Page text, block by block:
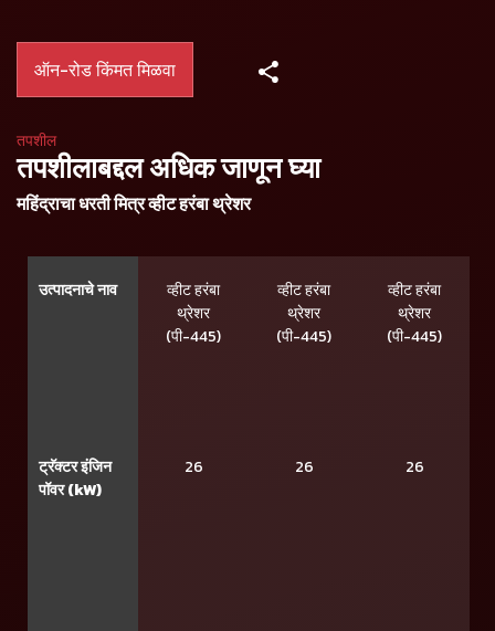
ऑन-रोड किंमत मिळवा
तपशील
तपशीलाबद्दल अधिक जाणून घ्या
महिंद्राचा धरती मित्र व्हीट हरंबा थ्रेशर
उत्पादनाचे नाव
ट्रॅक्टर इंजिन
पॉवर (kW)
व्हीट हरंबा
थ्रेशर
(पी-445)
26
व्हीट हरंबा
थ्रेशर
(पी-445)
26
व्हीट हरंबा
थ्रेशर
(पी-445)
26